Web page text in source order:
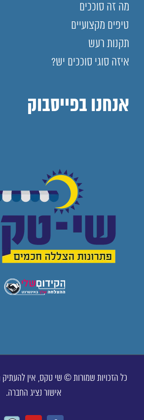
מה זה סוככים
טיפים מקצועיים
תקנות רעש
איזה סוגי סוככים יש?
אנחנו בפייסבוק
כל הזכויות שמורות © שי טקס, אין להעתיק
אישור נציג החברה.